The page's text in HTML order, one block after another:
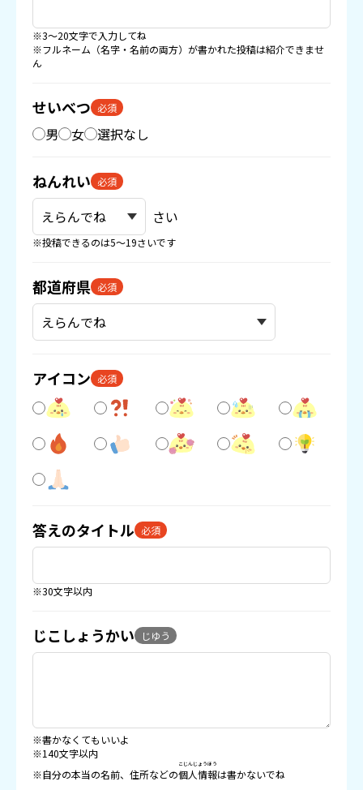
※3〜20文字で入力してね
※フルネーム（名字・名前の両方）が書かれた投稿は紹介できませ
ん
せいべつ 必須
男 女 選択なし
ねんれい 必須
さい
※投稿できるのは5〜19さいです
都道府県 必須
アイコン 必須
答えのタイトル 必須
※30文字以内
じこしょうかい じゆう
※書かなくてもいいよ
※140文字以内
※自分の本当の名前、住所などの個人情報
こじんじょうほう
は書かないでね